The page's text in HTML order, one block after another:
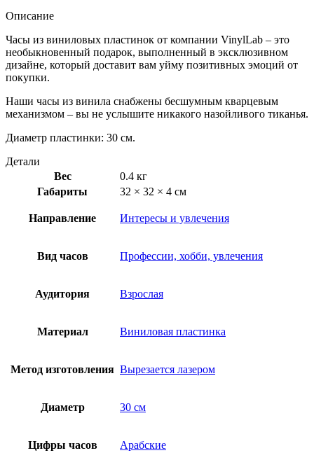
Описание
Часы из виниловых пластинок от компании VinylLab – это
необыкновенный подарок, выполненный в эксклюзивном
дизайне, который доставит вам уйму позитивных эмоций от
покупки.
Наши часы из винила снабжены бесшумным кварцевым
механизмом – вы не услышите никакого назойливого тиканья.
Диаметр пластинки: 30 см.
Детали
Вес
0.4 кг
Габариты
32 × 32 × 4 см
Направление Интересы и увлечения
Вид часов Профессии, хобби, увлечения
Аудитория Взрослая
Материал Виниловая пластинка
Метод изготовления Вырезается лазером
Диаметр 30 см
Цифры часов Арабские